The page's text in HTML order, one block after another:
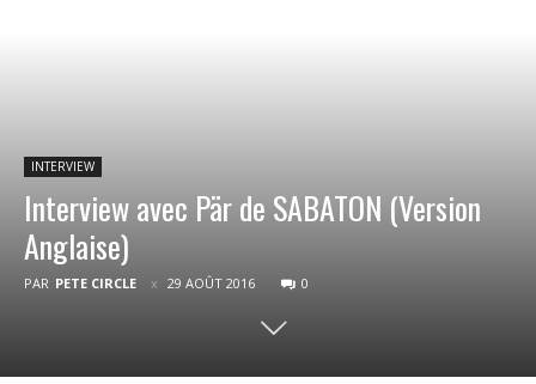
INTERVIEW
Interview avec Pär de SABATON (Version
Anglaise)
PAR PETE CIRCLE 29 AOÛT 2016 0